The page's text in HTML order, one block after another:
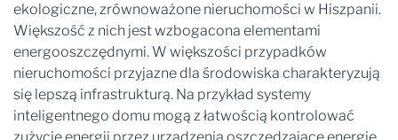
ekologiczne, zrównoważone nieruchomości w Hiszpanii.
Większość z nich jest wzbogacona elementami
energooszczędnymi. W większości przypadków
nieruchomości przyjazne dla środowiska charakteryzują
się lepszą infrastrukturą. Na przykład systemy
inteligentnego domu mogą z łatwością kontrolować